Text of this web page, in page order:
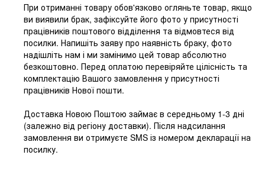
При отриманні товару обов'язково огляньте товар, якщо
ви виявили брак, зафіксуйте його фото у присутності
працівників поштового відділення та відмовтеся від
посилки. Напишіть заяву про наявність браку, фото
надішліть нам і ми замінимо цей товар абсолютно
безкоштовно. Перед оплатою перевіряйте цілісність та
комплектацію Вашого замовлення у присутності
працівників Нової пошти.
Доставка Новою Поштою займає в середньому 1-3 дні
(залежно від регіону доставки). Після надсилання
замовлення ви отримуєте SMS із номером декларації на
посилку.